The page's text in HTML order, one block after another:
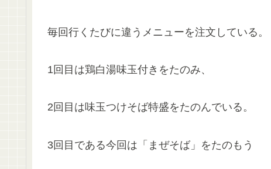
毎回行くたびに違うメニューを注文している。
1回目は鶏白湯味玉付きをたのみ、
2回目は味玉つけそば特盛をたのんでいる。
3回目である今回は「まぜそば」をたのもう